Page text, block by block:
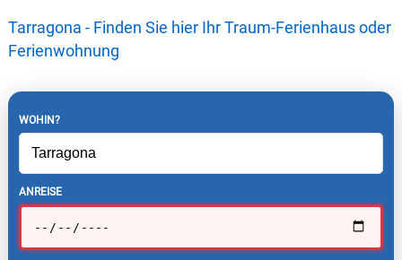
Tarragona - Finden Sie hier Ihr Traum-Ferienhaus oder
Ferienwohnung
WOHIN?
ANREISE